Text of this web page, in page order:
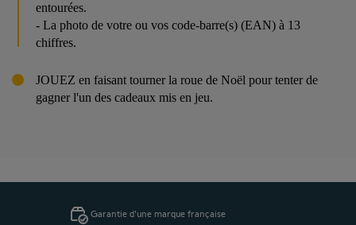
entourées.
- La photo de votre ou vos code-barre(s) (EAN) à 13
chiffres.
JOUEZ en faisant tourner la roue de Noël pour tenter de
gagner l'un des cadeaux mis en jeu.
Garantie d'une marque française